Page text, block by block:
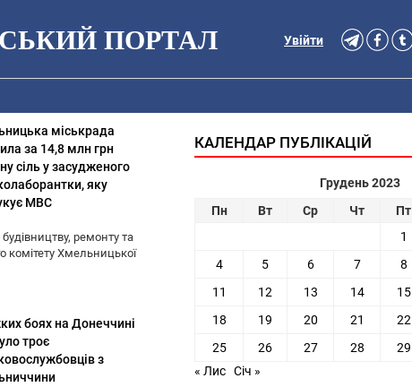
ПОРТАЛ Увійти
міськрада
за 14,8 млн грн
сіль у засудженого
яку
МВС
ремонту та
комітету Хмельницької
боях на Донеччині
троє
з
КАЛЕНДАР ПУБЛІКАЦІЙ
Грудень 2023
Пн
Вт Ср Чт Пт
1
4
5 6 7 8
11
12 13 14 15
18
19 20 21 22
25
26 27 28 29
« Лис Січ »